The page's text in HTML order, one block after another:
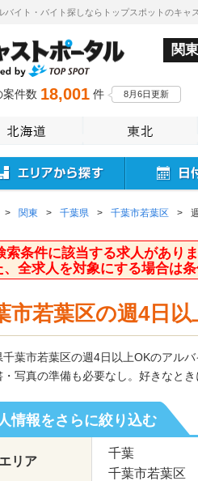
バイト・バイト探しならトップスポットのキャ
関東
案件数 18,001 件 8月6日更新
> 関東 > 千葉県 > 千葉市若葉区 >
索条件に該当する求人があり
、全求人を対象にする場合は
市若葉区の週4日
千葉市若葉区の週4日以上OKのアル
・写真の準備も必要なし。好きなと
情報をさらに絞り込む
エリア
千葉
千葉市若葉区